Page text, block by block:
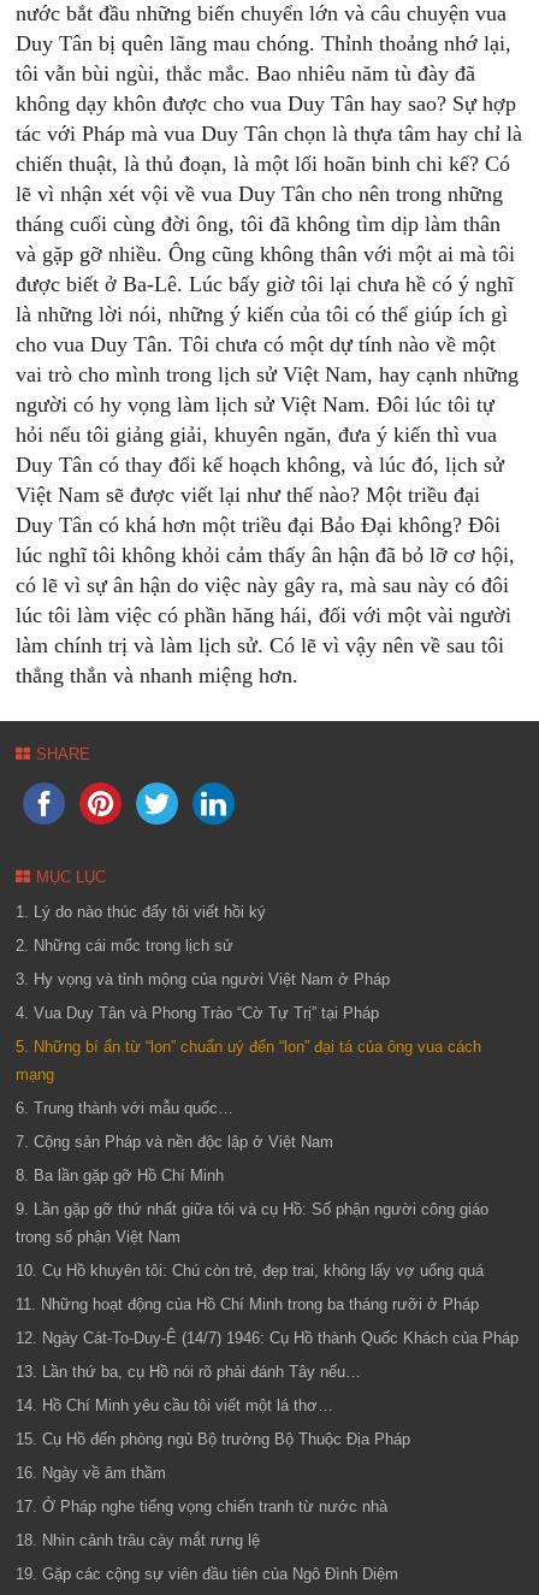
nước bắt đầu những biến chuyển lớn và câu chuyện vua
Duy Tân bị quên lãng mau chóng. Thỉnh thoảng nhớ lại,
tôi vẫn bùi ngùi, thắc mắc. Bao nhiêu năm tù đày đã
không dạy khôn được cho vua Duy Tân hay sao? Sự hợp
tác với Pháp mà vua Duy Tân chọn là thựa tâm hay chỉ là
chiến thuật, là thủ đoạn, là một lối hoãn binh chi kế? Có
lẽ vì nhận xét vội về vua Duy Tân cho nên trong những
tháng cuối cùng đời ông, tôi đã không tìm dịp làm thân
và gặp gỡ nhiều. Ông cũng không thân với một ai mà tôi
được biết ở Ba-Lê. Lúc bấy giờ tôi lại chưa hề có ý nghĩ
là những lời nói, những ý kiến của tôi có thể giúp ích gì
cho vua Duy Tân. Tôi chưa có một dự tính nào về một
vai trò cho mình trong lịch sử Việt Nam, hay cạnh những
người có hy vọng làm lịch sử Việt Nam. Đôi lúc tôi tự
hỏi nếu tôi giảng giải, khuyên ngăn, đưa ý kiến thì vua
Duy Tân có thay đổi kế hoạch không, và lúc đó, lịch sử
Việt Nam sẽ được viết lại như thế nào? Một triều đại
Duy Tân có khá hơn một triều đại Bảo Đại không? Đôi
lúc nghĩ tôi không khỏi cảm thấy ân hận đã bỏ lỡ cơ hội,
có lẽ vì sự ân hận do việc này gây ra, mà sau này có đôi
lúc tôi làm việc có phần hăng hái, đối với một vài người
làm chính trị và làm lịch sử. Có lẽ vì vậy nên về sau tôi
thẳng thắn và nhanh miệng hơn.
SHARE
MỤC LỤC
1. Lý do nào thúc đẩy tôi viết hồi ký
2. Những cái mốc trong lịch sử
3. Hy vọng và tỉnh mộng của người Việt Nam ở Pháp
4. Vua Duy Tân và Phong Trào “Cờ Tự Trị” tại Pháp
5. Những bí ẩn từ “lon” chuẩn uý đến “lon” đại tá của ông vua cách
mạng
6. Trung thành với mẫu quốc…
7. Cộng sản Pháp và nền độc lập ở Việt Nam
8. Ba lần gặp gỡ Hồ Chí Minh
9. Lần gặp gỡ thứ nhất giữa tôi và cụ Hồ: Số phận người công giáo
trong số phận Việt Nam
10. Cụ Hồ khuyên tôi: Chú còn trẻ, đẹp trai, không lấy vợ uổng quá
11. Những hoạt động của Hồ Chí Minh trong ba tháng rưỡi ở Pháp
12. Ngày Cát-To-Duy-Ê (14/7) 1946: Cụ Hồ thành Quốc Khách của Pháp
13. Lần thứ ba, cụ Hồ nói rõ phải đánh Tây nếu…
14. Hồ Chí Minh yêu cầu tôi viết một lá thơ…
15. Cụ Hồ đến phòng ngủ Bộ trưởng Bộ Thuộc Địa Pháp
16. Ngày về âm thầm
17. Ở Pháp nghe tiếng vọng chiến tranh từ nước nhà
18. Nhìn cảnh trâu cày mắt rưng lệ
19. Gặp các cộng sự viên đầu tiên của Ngô Đình Diệm